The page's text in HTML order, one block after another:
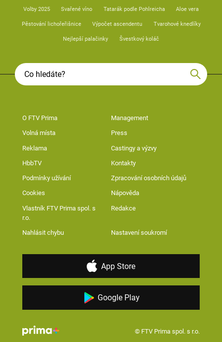
Volby 2025 Svařené víno Tatarák podle Pohlreicha Aloe vera
Pěstování lichořeřišnice Výpočet ascendentu Tvarohové knedlíky
Nejlepší palačinky Švestkový koláč
O FTV Prima Management
Volná místa Press
Reklama Castingy a výzvy
HbbTV Kontakty
Podmínky užívání Zpracování osobních údajů
Cookies Nápověda
Vlastník FTV Prima spol. s
r.o.
Redakce
Nahlásit chybu Nastavení soukromí
App Store
Google Play
© FTV Prima spol. s r.o.